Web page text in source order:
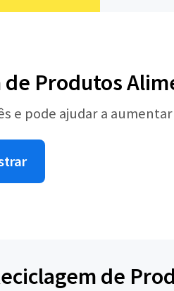
de Produtos
e pode ajudar a
de